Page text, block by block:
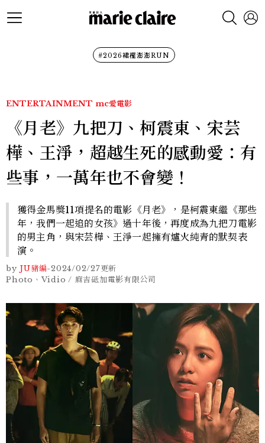
#2026裙襬澎澎RUN
ENTERTAINMENT mc愛電影
《月老》九把刀、柯震東、宋芸
樺、王淨，超越生死的感動愛：有
些事，一萬年也不會變！
獲得金馬獎11項提名的電影《月老》，是柯震東繼《那些
年，我們一起追的女孩》過十年後，再度成為九把刀電影
的男主角，與宋芸樺、王淨一起擁有爐火純青的默契表
演。
by JU豬編-2024/02/27更新
Photo、Vidio / 麻吉砥加電影有限公司